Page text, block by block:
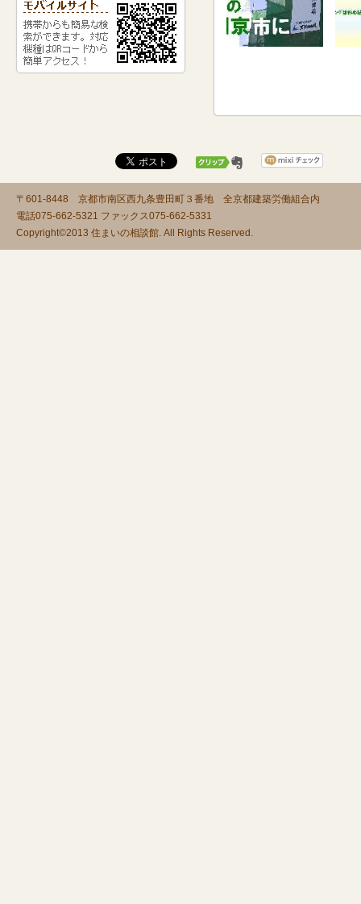
〒601-8448 京都市南区西九条豊田町３番地 全京都建築労働組合内
電話075-662-5321 ファックス075-662-5331
Copyright©2013 住まいの相談館. All Rights Reserved.